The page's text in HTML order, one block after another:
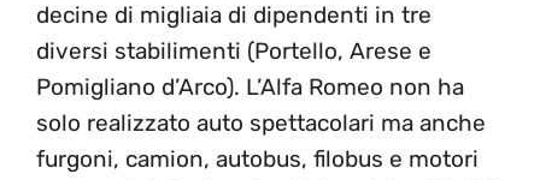
decine di migliaia di dipendenti in tre
diversi stabilimenti (Portello, Arese e
Pomigliano d’Arco). L’Alfa Romeo non ha
solo realizzato auto spettacolari ma anche
furgoni, camion, autobus, filobus e motori